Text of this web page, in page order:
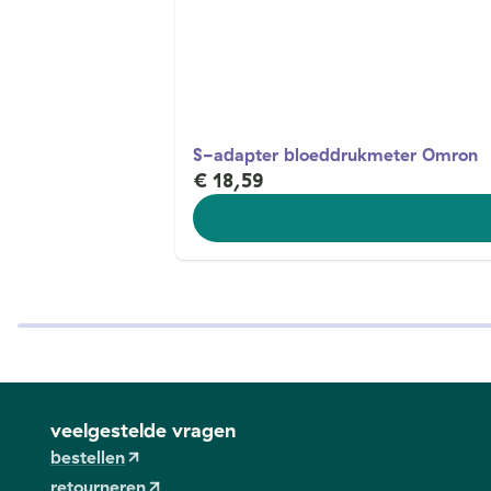
S-adapter bloeddrukmeter Omron
€ 18,59
veelgestelde vragen
bestellen